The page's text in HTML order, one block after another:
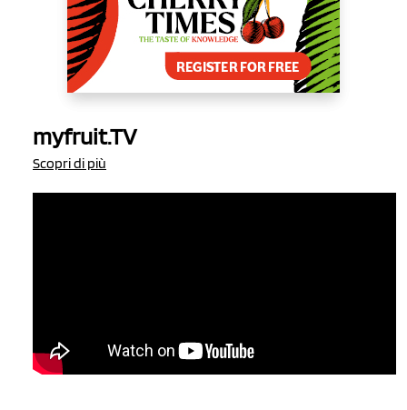
myfruit.TV
Scopri di più